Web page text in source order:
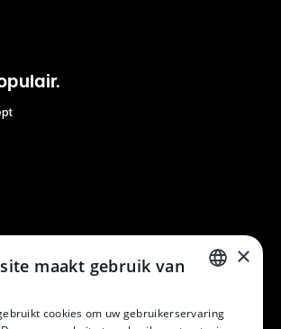
×
maakt gebruik van
cookies om uw gebruikerservaring